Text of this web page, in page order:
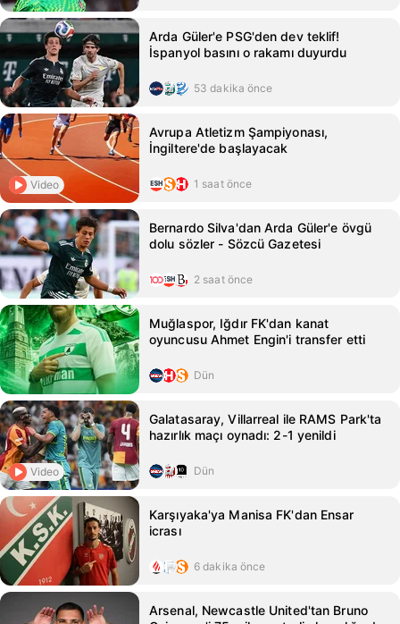
Arda Güler'e PSG'den dev teklif!
İspanyol basını o rakamı duyurdu
53 dakika önce
Video
Avrupa Atletizm Şampiyonası,
İngiltere'de başlayacak
1 saat önce
Bernardo Silva'dan Arda Güler'e övgü
dolu sözler - Sözcü Gazetesi
2 saat önce
Muğlaspor, Iğdır FK'dan kanat
oyuncusu Ahmet Engin'i transfer etti
Dün
Video
Galatasaray, Villarreal ile RAMS Park'ta
hazırlık maçı oynadı: 2-1 yenildi
Dün
Karşıyaka'ya Manisa FK'dan Ensar
icrası
6 dakika önce
Arsenal, Newcastle United'tan Bruno